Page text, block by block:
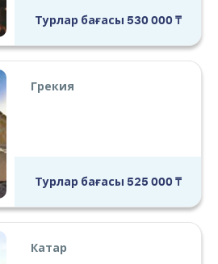
Турлар бағасы 530 000 ₸
Грекия
Турлар бағасы 525 000 ₸
Катар